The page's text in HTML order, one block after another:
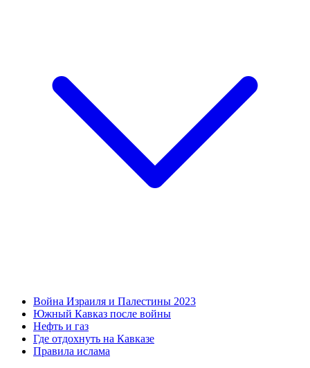
Война Израиля и Палестины 2023
Южный Кавказ после войны
Нефть и газ
Где отдохнуть на Кавказе
Правила ислама